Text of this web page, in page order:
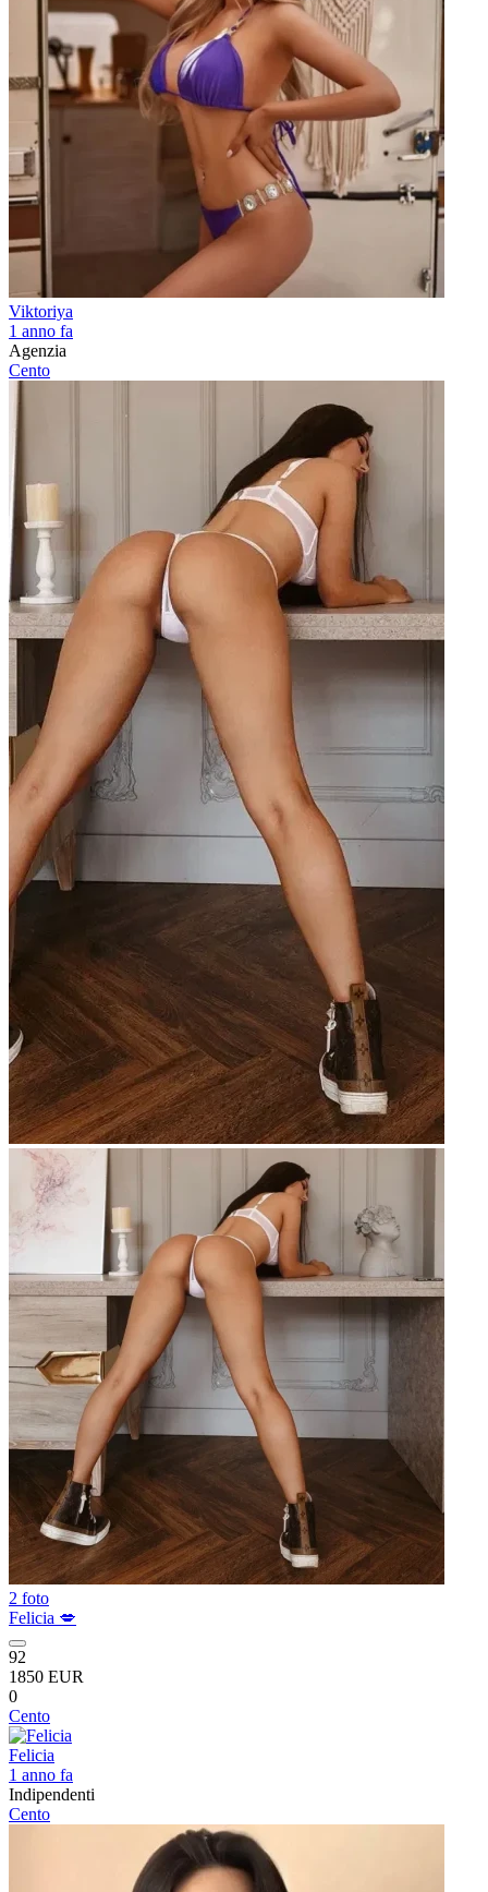
Viktoriya
1 anno fa
Agenzia
Cento
2 foto
Felicia 💋
92
1850 EUR
0
Cento
Felicia
1 anno fa
Indipendenti
Cento